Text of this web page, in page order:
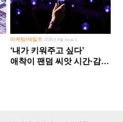
마케팅/세일즈 2026년 8월 Issue 1
‘내가 키워주고 싶다’
애착이 팬덤 씨앗 시간·감정